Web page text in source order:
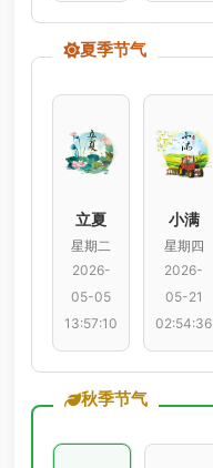
夏季节气
立夏
星期二
2026-
05-05
13:57:10
小满
星期四
2026-
05-21
02:54:36
秋季节气